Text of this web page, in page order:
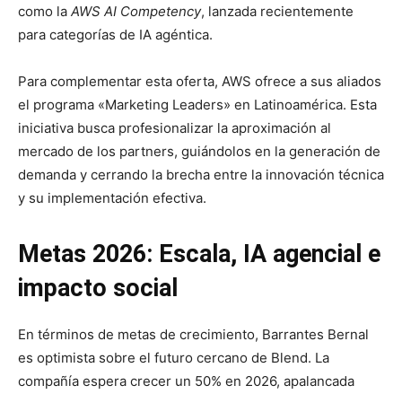
como la AWS AI Competency, lanzada recientemente
para categorías de IA agéntica.
Para complementar esta oferta, AWS ofrece a sus aliados
el programa «Marketing Leaders» en Latinoamérica. Esta
iniciativa busca profesionalizar la aproximación al
mercado de los partners, guiándolos en la generación de
demanda y cerrando la brecha entre la innovación técnica
y su implementación efectiva.
Metas 2026: Escala, IA agencial e
impacto social
En términos de metas de crecimiento, Barrantes Bernal
es optimista sobre el futuro cercano de Blend. La
compañía espera crecer un 50% en 2026, apalancada